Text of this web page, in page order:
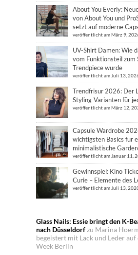
About You Everly:
von About You und
setzt auf moderne
veröffentlicht am März 9,
UV-Shirt Damen: Wie
vom Funktionsteil zum
Trendpiece wurde
veröffentlicht am Juli 13,
Trendfrisur 2026: Der
Styling-Varianten für
veröffentlicht am März 12,
Capsule Wardrobe
wichtigsten Basics für
minimalistische
veröffentlicht am Januar 11,
Gewinnspiel: Kino
Curie – Elemente des
veröffentlicht am Juli 13,
Glass Nails: Essie bringt den K-
nach Düsseldorfzu Marina
begeistert mit Lack und Leder auf
Week Berlin